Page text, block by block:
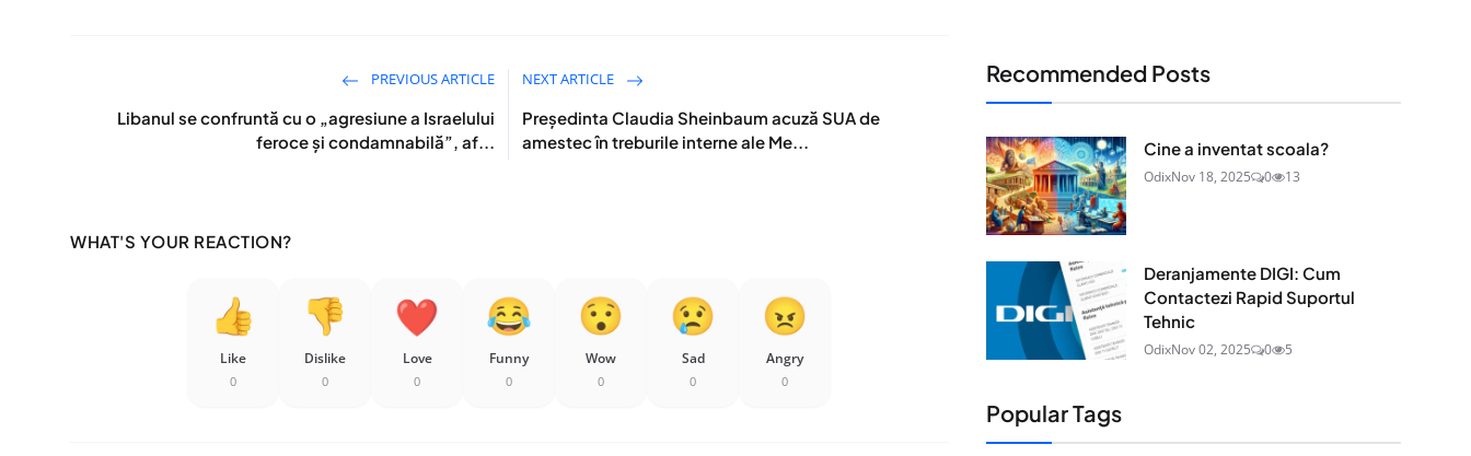
PREVIOUS ARTICLE
Libanul se confruntă cu o „agresiune a Israelului
feroce și condamnabilă”, af...
NEXT ARTICLE
Președinta Claudia Sheinbaum acuză SUA de
amestec în treburile interne ale Me...
WHAT'S YOUR REACTION?
Like
0
Dislike
0
Love
0
Funny
0
Wow
0
Sad
0
Angry
0
Recommended Posts
Cine a inventat scoala?
OdixNov 18, 2025 0 13
Deranjamente DIGI: Cum
Contactezi Rapid Suportul
Tehnic
OdixNov 02, 2025 0 5
Popular Tags